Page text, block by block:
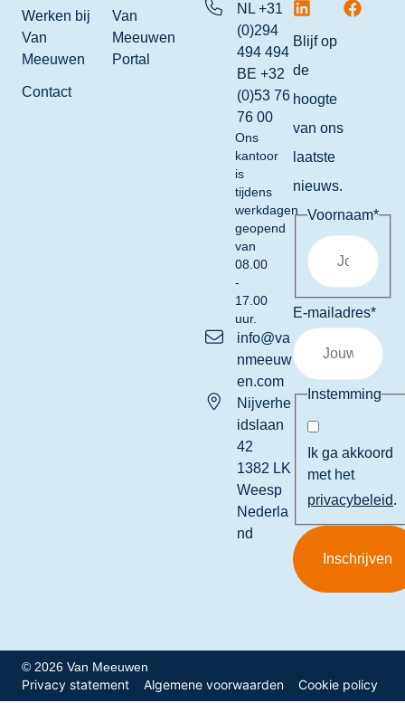
Werken bij
Van
Meeuwen
Contact
Van
Meeuwen
Portal
NL +31
(0)294
494 494
BE +32
(0)53 76
76 00
Ons
kantoor
is
tijdens
werkdagen
geopend
van
08.00
-
17.00
uur.
info@va
nmeeuw
en.com
Nijverhe
idslaan
42
1382 LK
Weesp
Nederla
nd
Blijf op
de
hoogte
van ons
laatste
nieuws.
Voornaam*
E-mailadres*
Instemming
Ik ga akkoord
met het
privacybeleid.
© 2026 Van Meeuwen
Privacy statement Algemene voorwaarden Cookie policy